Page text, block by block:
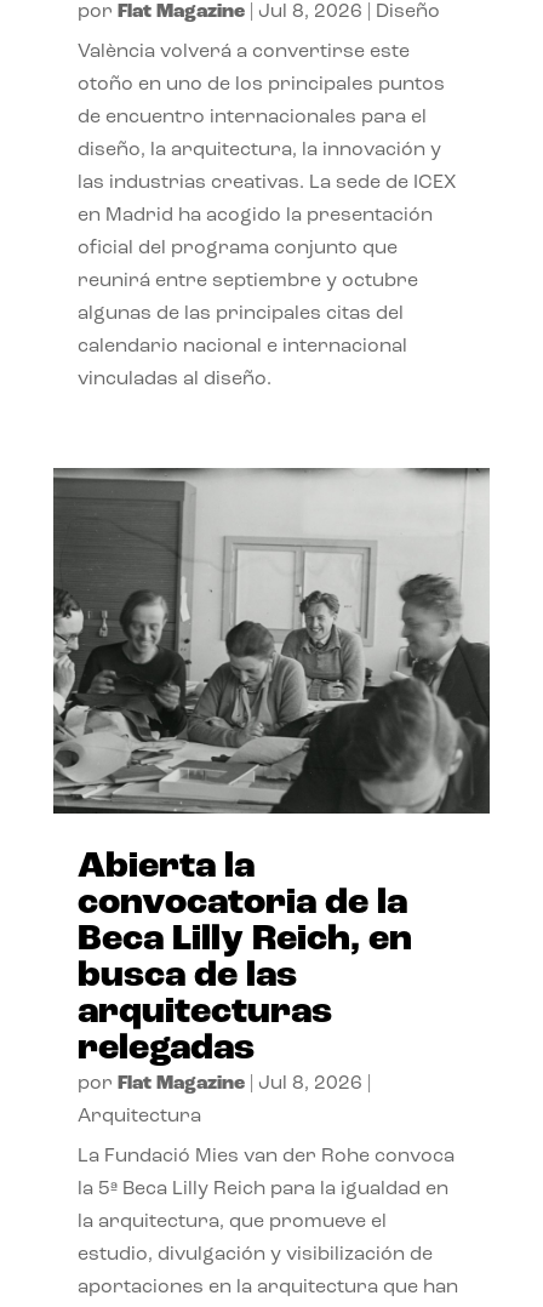
por Flat Magazine| Jul 8, 2026 Diseño
València volverá a convertirse este
otoño en uno de los principales puntos
de encuentro internacionales para el
diseño, la arquitectura, la innovación y
las industrias creativas. La sede de ICEX
en Madrid ha acogido la presentación
oficial del programa conjunto que
reunirá entre septiembre y octubre
algunas de las principales citas del
calendario nacional e internacional
vinculadas al diseño.
Abierta la
convocatoria de la
Beca Lilly Reich, en
busca de las
arquitecturas
relegadas
por Flat Magazine| Jul 8, 2026
Arquitectura
La Fundació Mies van der Rohe convoca
la 5ª Beca Lilly Reich para la igualdad en
la arquitectura, que promueve el
estudio, divulgación y visibilización de
aportaciones en la arquitectura que han